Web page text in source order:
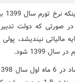
صورتی که دولت تدبیر
مالیاتی نیندیشد،